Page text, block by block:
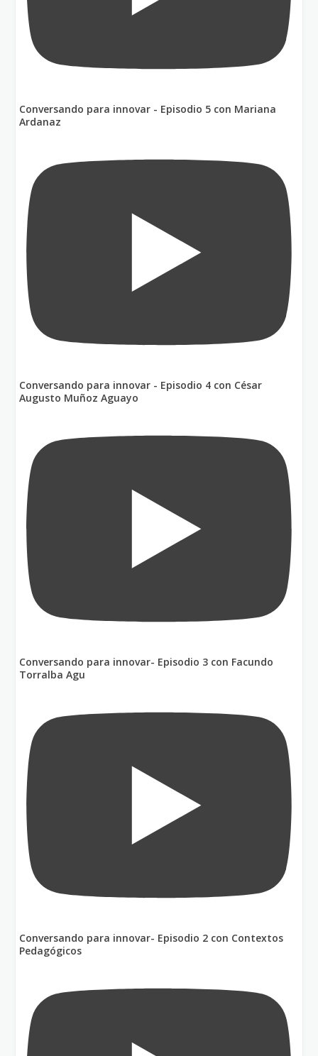
Conversando para innovar - Episodio 5 con Mariana
Ardanaz
Conversando para innovar - Episodio 4 con César
Augusto Muñoz Aguayo
Conversando para innovar- Episodio 3 con Facundo
Torralba Agu
Conversando para innovar- Episodio 2 con Contextos
Pedagógicos